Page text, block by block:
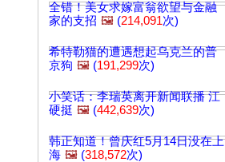
全错！美女求嫁富翁欲望与金融
家的支招 🖼️ (214,091次)
希特勒猫的遭遇想起乌克兰的普
京狗 🖼️ (191,299次)
小笑话：李瑞英离开新闻联播 江
硬挺 🖼️ (442,639次)
韩正知道！曾庆红5月14日没在上
海 🖼️ (318,572次)